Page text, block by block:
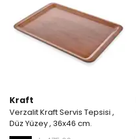
Kraft
Verzalit Kraft Servis Tepsisi ,
Düz Yüzey , 36x46 cm.